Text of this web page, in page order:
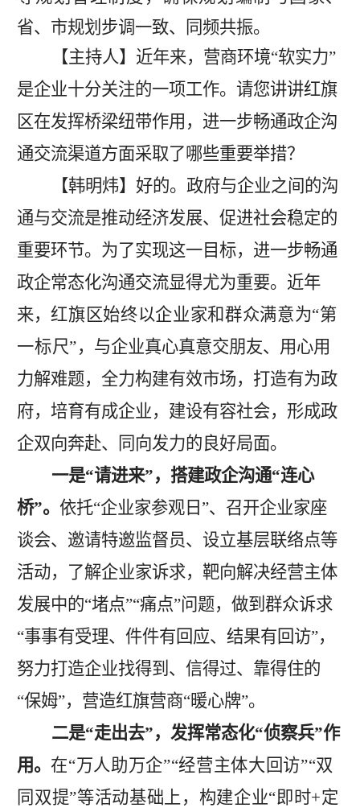
省、市规划步调一致、同频共振。
【主持人】 近年来，营商环境“软实力”
是企业十分关注的一项工作。请您讲讲红旗
区在发挥桥梁纽带作用，进一步畅通政企沟
通交流渠道方面采取了哪些重要举措？
【韩明炜】好的。政府与企业之间的沟
通与交流是推动经济发展、促进社会稳定的
重要环节。为了实现这一目标，进一步畅通
政企常态化沟通交流显得尤为重要。 近年
来，红旗区始终以企业家和群众满意为“第
一标尺”，与企业真心真意交朋友、用心用
力解难题，全力构建有效市场，打造有为政
府，培育有成企业，建设有容社会，形成政
企双向奔赴、同向发力的良好局面。
一是“请进来”，搭建政企沟通“连心
桥”。依托“企业家参观日”、召开企业家座
谈会、邀请特邀监督员、设立基层联络点等
活动，了解企业家诉求，靶向解决经营主体
发展中的“堵点”“痛点”问题，做到群众诉求
“事事有受理、件件有回应、结果有回访”，
努力打造企业找得到、信得过、靠得住的
“保姆”，营造红旗营商“暖心牌”。
二是“走出去”，发挥常态化“侦察兵”作
用。 在“万人助万企”“经营主体大回访”“双
同双提”等活动基础上，构建企业“即时+定